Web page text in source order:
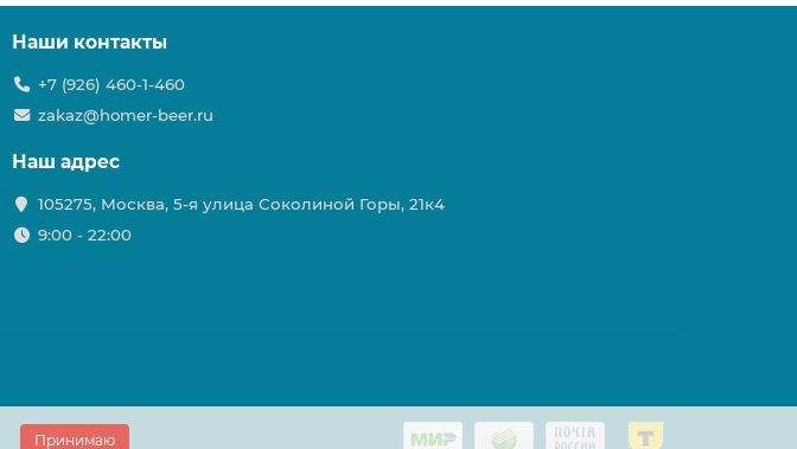
Принимаю
Наши контакты
+7 (926) 460-1-460
zakaz@homer-beer.ru
Наш адрес
105275, Москва, 5-я улица Соколиной Горы, 21к4
9:00 - 22:00